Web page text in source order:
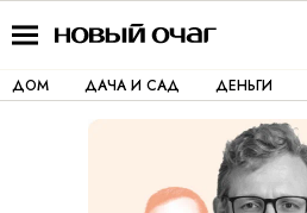
ДОМ ДАЧА И САД ДЕНЬГИ